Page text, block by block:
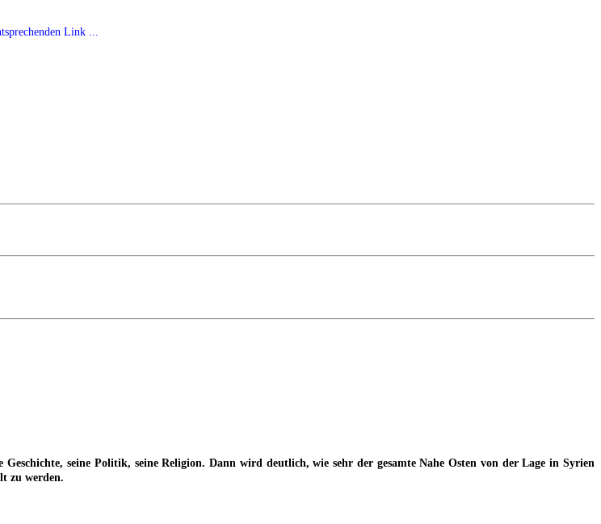
Link ...
seine Politik, seine Religion. Dann wird deutlich, wie sehr der gesamte Nahe Osten von der Lage in Syrien
zu werden.